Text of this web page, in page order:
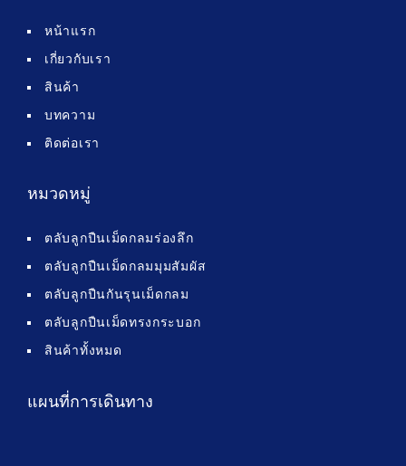
หน้าแรก
เกี่ยวกับเรา
สินค้า
บทความ
ติดต่อเรา
หมวดหมู่
ตลับลูกปืนเม็ดกลมร่องลึก
ตลับลูกปืนเม็ดกลมมุมสัมผัส
ตลับลูกปืนกันรุนเม็ดกลม
ตลับลูกปืนเม็ดทรงกระบอก
สินค้าทั้งหมด
แผนที่การเดินทาง